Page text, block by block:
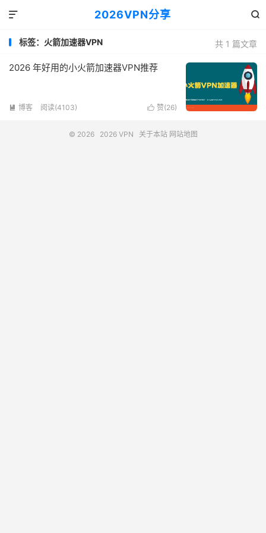
2026VPN分享 

共 1 篇文章
标签：火箭加速器VPN
2026 年好用的小火箭加速器VPN推荐
 赞(26)
 博客 阅读(4103)
© 2026 2026 VPN 关于本站 网站地图